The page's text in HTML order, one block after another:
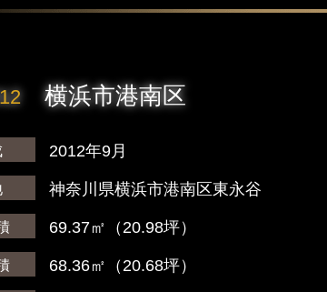
横浜市港南区
2012年9月
神奈川県横浜市港南区東永谷
69.37㎡（20.98坪）
68.36㎡（20.68坪）